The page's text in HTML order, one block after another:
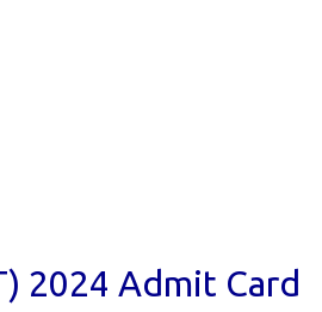
2024 Admit Card